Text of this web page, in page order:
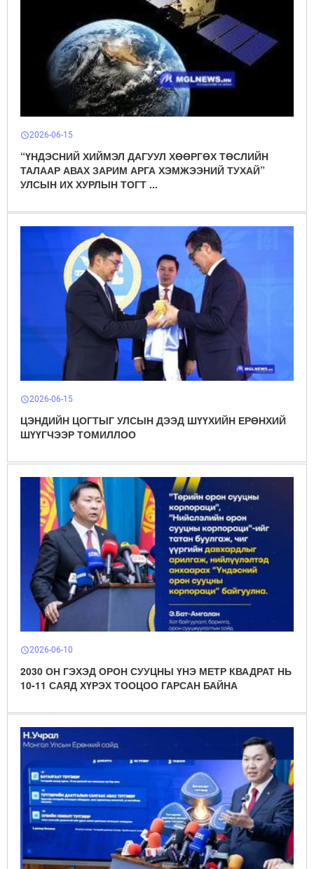
schedule2026-06-15
“ҮНДЭСНИЙ ХИЙМЭЛ ДАГУУЛ ХӨӨРГӨХ ТӨСЛИЙН
ТАЛААР АВАХ ЗАРИМ АРГА ХЭМЖЭЭНИЙ ТУХАЙ”
УЛСЫН ИХ ХУРЛЫН ТОГТ ...
schedule2026-06-15
ЦЭНДИЙН ЦОГТЫГ УЛСЫН ДЭЭД ШҮҮХИЙН ЕРӨНХИЙ
ШҮҮГЧЭЭР ТОМИЛЛОО
schedule2026-06-10
2030 ОН ГЭХЭД ОРОН СУУЦНЫ ҮНЭ МЕТР КВАДРАТ НЬ
10-11 САЯД ХҮРЭХ ТООЦОО ГАРСАН БАЙНА